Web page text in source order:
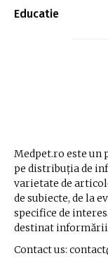
Educatie
Medpet.ro este un
pe distribuția de
varietate de
de subiecte, de la
specifice de
destinat informării
Contact us: